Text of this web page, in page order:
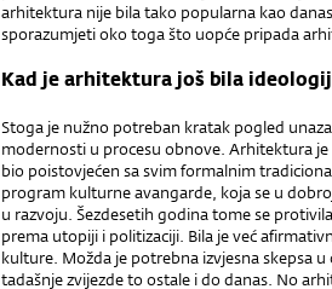
arhitektura nije bila tako popularna kao
sporazumjeti oko toga što uopće pripada
Kad je arhitektura još bila
Stoga je nužno potreban kratak pogled
modernosti u procesu obnove. Arhitektura
bio poistovjećen sa svim formalnim
program kulturne avangarde, koja se u
u razvoju. Šezdesetih godina tome se
prema utopiji i politizaciji. Bila je već
kulture. Možda je potrebna izvjesna skepsa
tadašnje zvijezde to ostale i do danas. No